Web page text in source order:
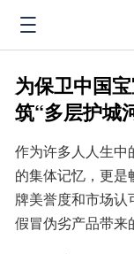
为保卫中国
筑“多层护城
作为许多人人生中
的集体记忆，更
牌美誉度和市场认
假冒伪劣产品带来